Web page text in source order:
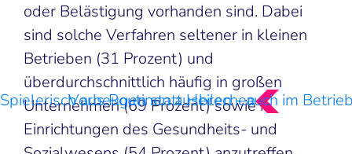
oder Belästigung vorhanden sind. Dabei
sind solche Verfahren seltener in kleinen
Betrieben (31 Prozent) und
überdurchschnittlich häufig in großen
Unternehmen (69 Prozent) sowie in
Einrichtungen des Gesundheits- und
Spielerisch aus Routinen ausbrechen
Vorbeugen statt Heilen - auch im